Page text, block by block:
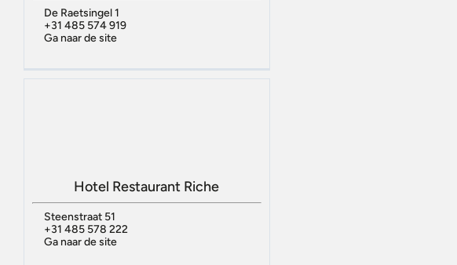
De Raetsingel 1
+31 485 574 919
Ga naar de site
Hotel Restaurant Riche
Steenstraat 51
+31 485 578 222
Ga naar de site